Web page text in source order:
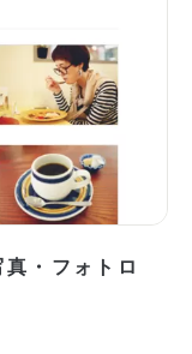
真・フォトロ